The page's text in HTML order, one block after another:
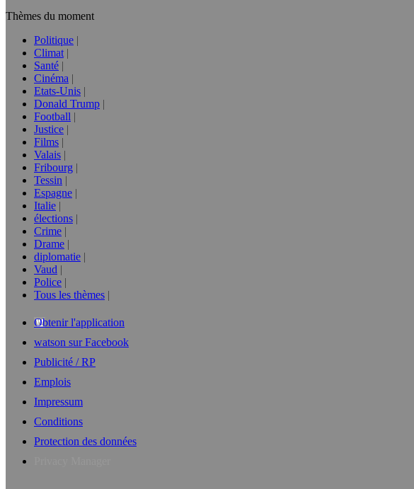
Thèmes du moment
Politique
Climat
Santé
Cinéma
Etats-Unis
Donald Trump
Football
Justice
Films
Valais
Fribourg
Tessin
Espagne
Italie
élections
Crime
Drame
diplomatie
Vaud
Police
Tous les thèmes
Obtenir l'application
watson sur Facebook
Publicité / RP
Emplois
Impressum
Conditions
Protection des données